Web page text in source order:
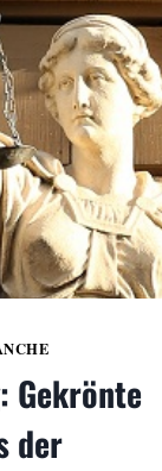
Gekrönte
der